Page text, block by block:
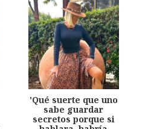
'Qué suerte que uno
sabe guardar
secretos porque si